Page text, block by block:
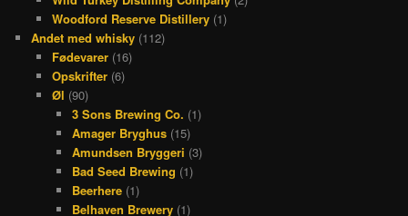
Woodford Reserve Distillery(1)
Andet med whisky (112)
Fødevarer(16)
Opskrifter(6)
Øl (90)
3 Sons Brewing Co. (1)
Amager Bryghus (15)
Amundsen Bryggeri (3)
Bad Seed Brewing (1)
Beerhere (1)
Belhaven Brewery (1)